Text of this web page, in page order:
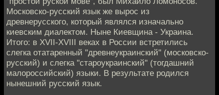
Московско-русский язык же вырос из
древнерусского, который являлся изначально
киевским диалектом. Ныне Киевщина - Украина.
Итого: в XVII-XVIII веках в России встретились
слегка отатаренный "древнеукраинский" (московско-
русский) и слегка "староукраинский" (тогдашний
малороссийский) языки. В результате родился
нынешний русский язык.